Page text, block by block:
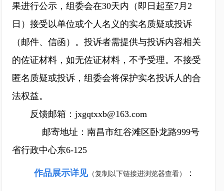
果进行公示，组委会在30天内（即日起至7月2
日）接受以单位或个人名义的实名质疑或投诉
（邮件、信函）。投诉者需提供与投诉内容相关
的佐证材料，如无佐证材料，不予受理。不接受
匿名质疑或投诉，组委会将保护实名投诉人的合
法权益。
反馈邮箱：jxgqtxxb@163.com
邮寄地址：南昌市红谷滩区卧龙路999号
省行政中心东6-125
作品展示详见 （复制以下链接进浏览器查看） ：